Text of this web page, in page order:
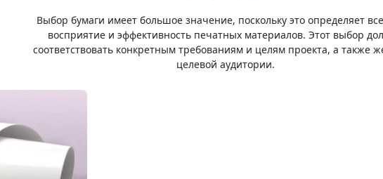
Выбор бумаги имеет большое значение, поскольку это определяет
восприятие и эффективность печатных материалов. Этот выбор
соответствовать конкретным требованиям и целям проекта, а также
целевой аудитории.